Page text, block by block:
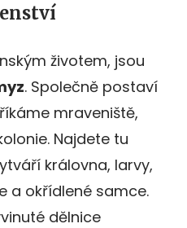
životem, jsou
. Společně postaví
mraveniště,
Najdete tu
královna, larvy,
a okřídlené samce.
dělnice